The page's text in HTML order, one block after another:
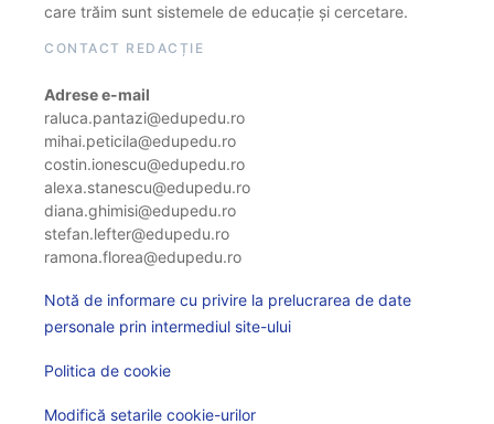
care trăim sunt sistemele de educație și cercetare.
CONTACT REDACȚIE
Adrese e-mail
raluca.pantazi@edupedu.ro
mihai.peticila@edupedu.ro
costin.ionescu@edupedu.ro
alexa.stanescu@edupedu.ro
diana.ghimisi@edupedu.ro
stefan.lefter@edupedu.ro
ramona.florea@edupedu.ro
Notă de informare cu privire la prelucrarea de date
personale prin intermediul site-ului
Politica de cookie
Modifică setarile cookie-urilor